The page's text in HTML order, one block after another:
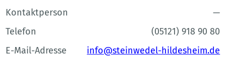
Kontaktperson
—
Telefon
(05121) 918 90 80
E-Mail-Adresse
info@steinwedel-hildesheim.de